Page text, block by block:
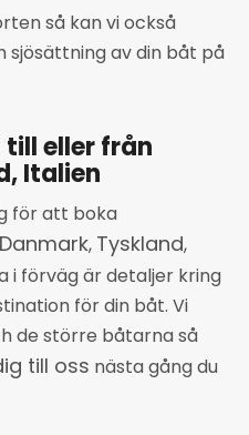
så kan vi också
sjösättning av din båt på
eller från
Italien
för att boka
Danmark, Tyskland,
i förväg är detaljer kring
för din båt. Vi
de större båtarna så
till oss nästa gång du